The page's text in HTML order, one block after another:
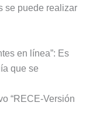
se puede realizar
en línea”: Es
que se
“RECE-Versión